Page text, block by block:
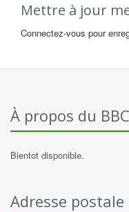
Mettre à jour
Connectez-vous pour
À propos du
Bientot disponible.
Adresse